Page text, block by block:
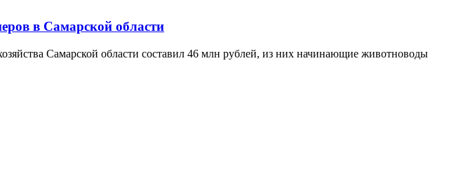
в Самарской области
Самарской области составил 46 млн рублей, из них начинающие животноводы